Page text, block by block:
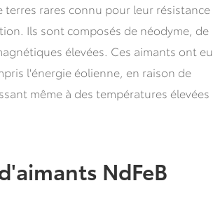
terres rares connu pour leur résistance
Ils sont composés de néodyme, de
élevées. Ces aimants ont eu
l'énergie éolienne, en raison de
même à des températures élevées
NdFeB